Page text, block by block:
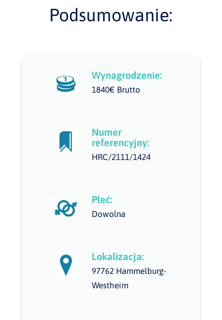
Podsumowanie:
Wynagrodzenie:
1840€ Brutto
Numer
referencyjny:
HRC/2111/1424
Płeć:
Dowolna
Lokalizacja:
97762 Hammelburg-
Westheim